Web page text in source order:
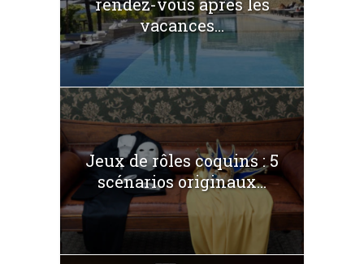
vacances...
Jeux de rôles coquins : 5
scénarios originaux...